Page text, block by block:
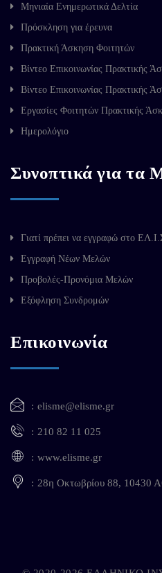
Μηνιαία Ενημερωτικά Δελτία
Πρόσκληση για έρευνα
Πρακτική Άσκηση Φοιτητών
Βίντεο Επικοινωνίας Πρακτικής
Βίντεο Επικοινωνίας Πρακτικής
Εργασίες Φοιτητών Πρακτικής
Ημερολόγιο
Συνοπτικά για τα
Γιατί πρέπει να εγγραφώ στο
Εγγραφή Νέων Μελών
Προβολές-Προνόμια Μελών
Εξόφληση Συνδρομών
Επικοινωνία
elisme@elisme.gr
210 82 11 025
www.elisme.gr
28η Οκτωβρίου 88, 10430